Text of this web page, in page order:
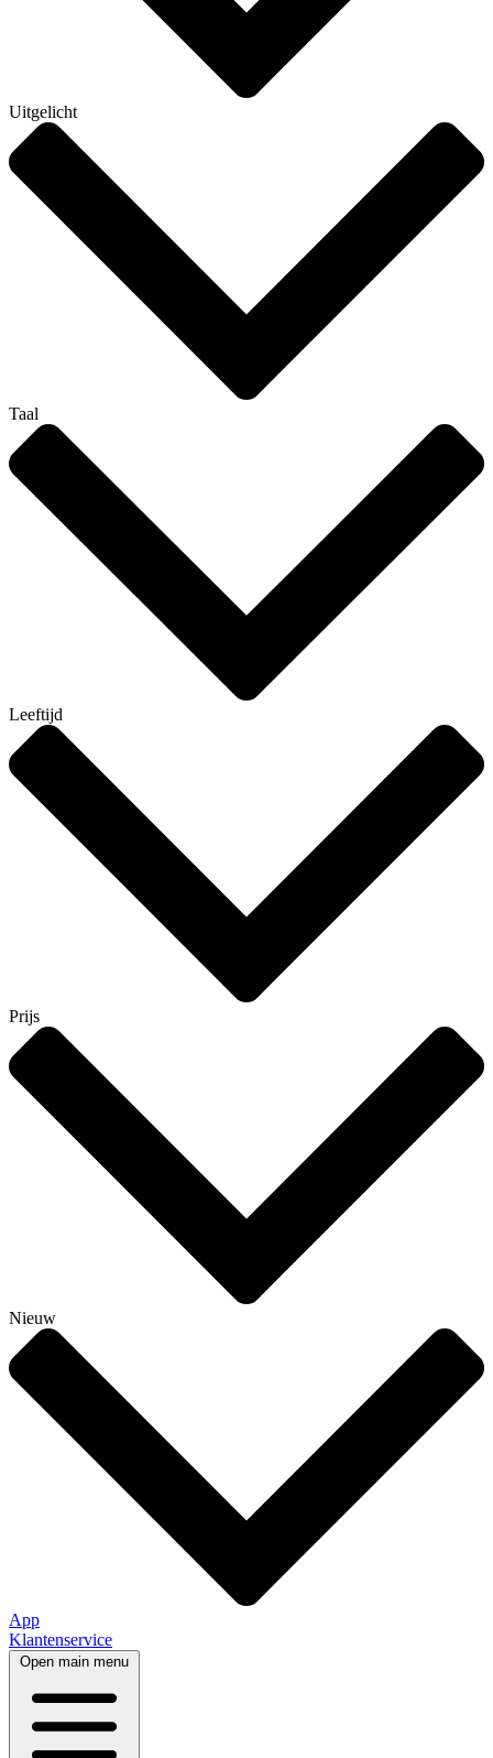
Uitgelicht
Taal
Leeftijd
Prijs
Nieuw
App
Klantenservice
Open main menu